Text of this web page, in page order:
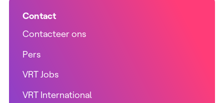
Contact
Contacteer ons
Pers
VRT Jobs
VRT International